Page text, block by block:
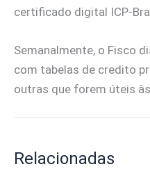
certificado digital ICP-
Semanalmente, o Fisco
com tabelas de credito
outras que forem úteis
Relacionadas